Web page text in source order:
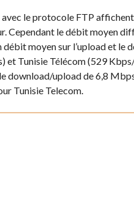
le protocole FTP
Cependant le débit moyen
débit moyen sur l’upload et
Tunisie Télécom (529
download/upload de 6,8
Tunisie Telecom.